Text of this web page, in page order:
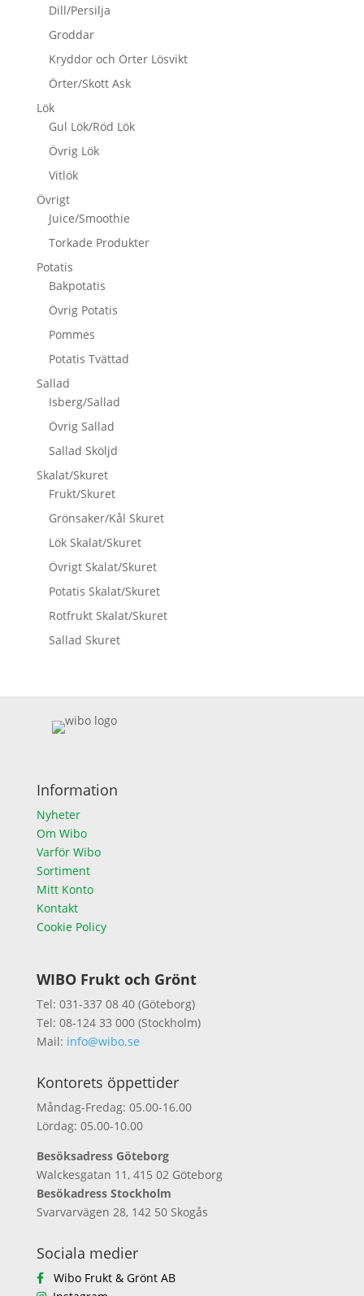
Dill/Persilja
Groddar
Kryddor och Örter Lösvikt
Örter/Skott Ask
Lök
Gul Lök/Röd Lök
Övrig Lök
Vitlök
Övrigt
Juice/Smoothie
Torkade Produkter
Potatis
Bakpotatis
Övrig Potatis
Pommes
Potatis Tvättad
Sallad
Isberg/Sallad
Övrig Sallad
Sallad Sköljd
Skalat/Skuret
Frukt/Skuret
Grönsaker/Kål Skuret
Lök Skalat/Skuret
Övrigt Skalat/Skuret
Potatis Skalat/Skuret
Rotfrukt Skalat/Skuret
Sallad Skuret
Information
Nyheter
Om Wibo
Varför Wibo
Sortiment
Mitt Konto
Kontakt
Cookie Policy
WIBO Frukt och Grönt
Tel: 031-337 08 40 (Göteborg)
Tel: 08-124 33 000 (Stockholm)
Mail: info@wibo.se
Kontorets öppettider
Måndag-Fredag: 05.00-16.00
Lördag: 05.00-10.00
Besöksadress Göteborg
Walckesgatan 11, 415 02 Göteborg
Besökadress Stockholm
Svarvarvägen 28, 142 50 Skogås
Sociala medier
Wibo Frukt & Grönt AB